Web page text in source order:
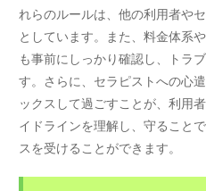
れらのルールは、他の利用者や
としています。また、料金体系
も事前にしっかり確認し、トラ
す。さらに、セラピストへの心
ックスして過ごすことが、利用
イドラインを理解し、守ること
スを受けることができます。